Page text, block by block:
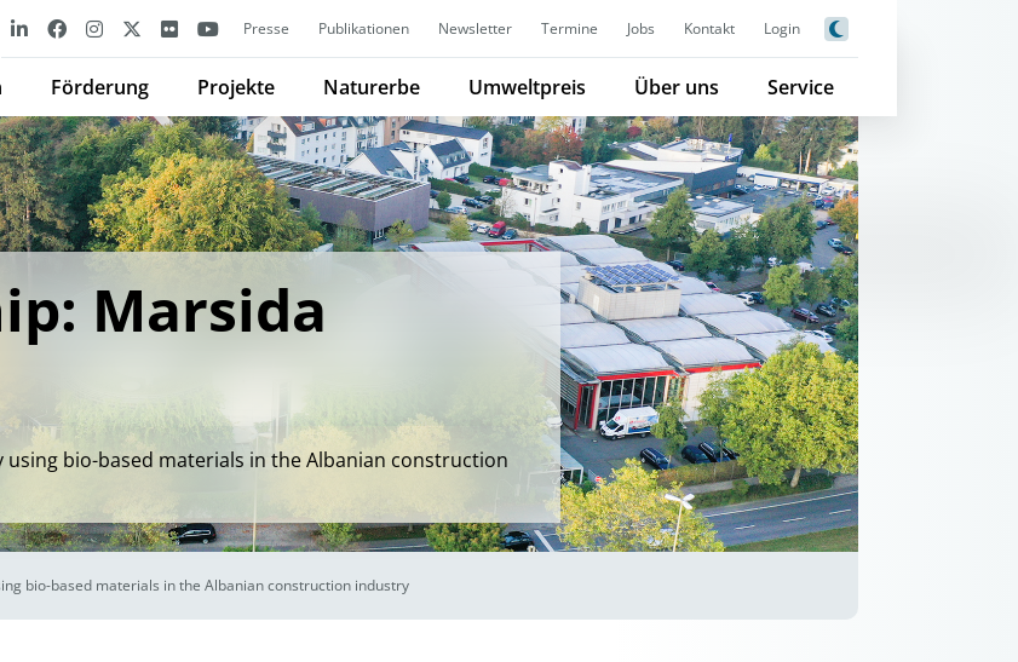
Presse Publikationen Newsletter Termine Jobs Kontakt Login
Förderung Projekte Naturerbe Umweltpreis Über uns Service
Marsida
bio-based materials in the Albanian construction
bio-based materials in the Albanian construction industry